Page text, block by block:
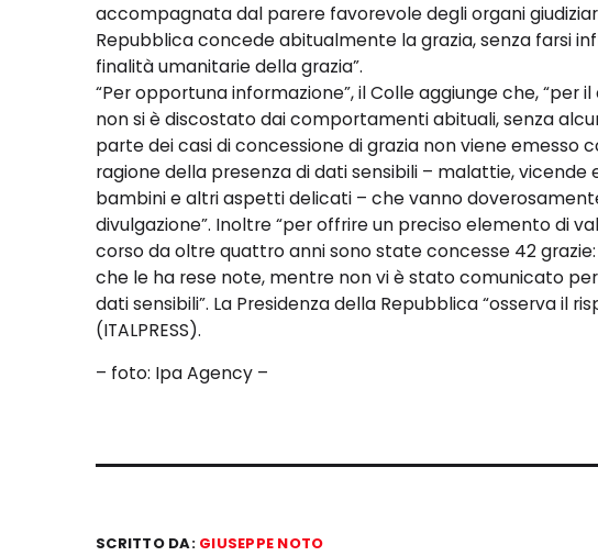
accompagnata dal parere favorevole degli organi
Repubblica concede abitualmente la grazia, senza farsi
finalità umanitarie della grazia”.
“Per opportuna informazione”, il Colle aggiunge che, “per
non si è discostato dai comportamenti abituali, senza
parte dei casi di concessione di grazia non viene emesso
ragione della presenza di dati sensibili – malattie, vicende
bambini e altri aspetti delicati – che vanno
divulgazione”. Inoltre “per offrire un preciso elemento di
corso da oltre quattro anni sono state concesse 42
che le ha rese note, mentre non vi è stato comunicato
dati sensibili”. La Presidenza della Repubblica “osserva il
(ITALPRESS).
– foto: Ipa Agency –
SCRITTO DA: GIUSEPPE NOTO